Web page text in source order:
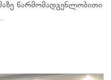
წარმომადგენლობითი